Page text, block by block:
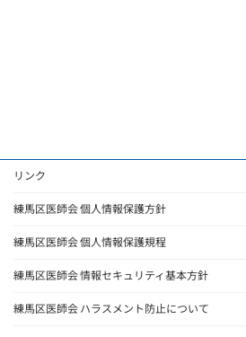
リンク
練馬区医師会 個人情報保護方針
練馬区医師会 個人情報保護規程
練馬区医師会 情報セキュリティ基本方針
練馬区医師会 ハラスメント防止について